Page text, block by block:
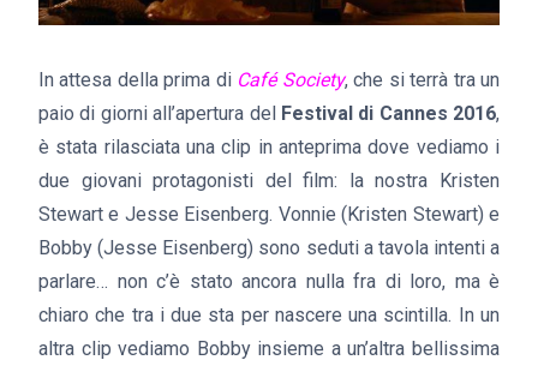
In attesa della prima di Café Society, che si terrà tra un
paio di giorni all’apertura del Festival di Cannes 2016,
è stata rilasciata una clip in anteprima dove vediamo i
due giovani protagonisti del film: la nostra Kristen
Stewart e Jesse Eisenberg. Vonnie (Kristen Stewart) e
Bobby (Jesse Eisenberg) sono seduti a tavola intenti a
parlare… non c’è stato ancora nulla fra di loro, ma è
chiaro che tra i due sta per nascere una scintilla. In un
altra clip vediamo Bobby insieme a un’altra bellissima